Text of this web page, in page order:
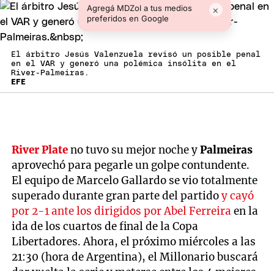
Agregá MDZol a tus medios
preferidos en Google
×
El árbitro Jesús Valenzuela revisó un posible penal
en el VAR y generó una polémica insólita en el
River-Palmeiras.
EFE
River Plateno tuvo su mejor noche yPalmeiras
aprovechó para pegarle un golpe contundente.
El equipo de Marcelo Gallardo se vio totalmente
superado durante gran parte del partidoy cayó
por 2-1 ante los dirigidos por Abel Ferreira en la
ida de los cuartos de final de la Copa
Libertadores. Ahora, el próximo miércoles a las
21:30 (hora de Argentina), el Millonario buscará